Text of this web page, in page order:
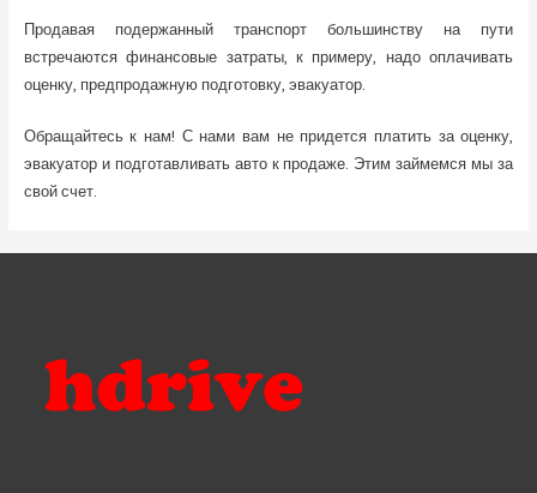
Продавая подержанный транспорт большинству на пути
встречаются финансовые затраты, к примеру, надо оплачивать
оценку, предпродажную подготовку, эвакуатор.
Обращайтесь к нам! С нами вам не придется платить за оценку,
эвакуатор и подготавливать авто к продаже. Этим займемся мы за
свой счет.